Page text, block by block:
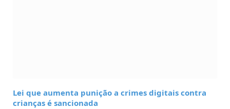
Lei que aumenta punição a crimes digitais contra
crianças é sancionada